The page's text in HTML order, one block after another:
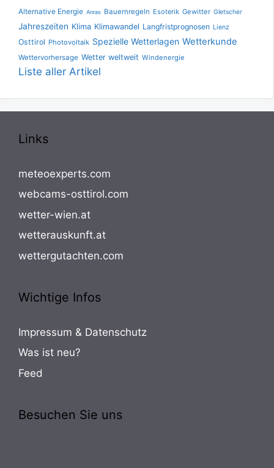
Alternative Energie Anras Bauernregeln Esoterik Gewitter Gletscher
Jahreszeiten Klima Klimawandel Langfristprognosen Lienz
Osttirol Photovoltaik Spezielle Wetterlagen Wetterkunde
Wettervorhersage Wetter weltweit Windenergie
Liste aller Artikel
Links
meteoexperts.com
webcams-osttirol.com
wetter-wien.at
wetterauskunft.at
wettergutachten.com
Wichtige Infos
Impressum & Datenschutz
Was ist neu?
Feed
Besuchen Sie uns